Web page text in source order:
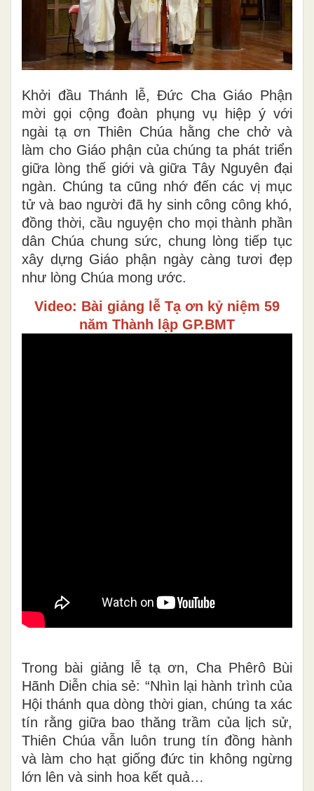
Khởi đầu Thánh lễ, Đức Cha Giáo Phận
mời gọi cộng đoàn phụng vụ hiệp ý với
ngài tạ ơn Thiên Chúa hằng che chở và
làm cho Giáo phận của chúng ta phát triển
giữa lòng thế giới và giữa Tây Nguyên đại
ngàn. Chúng ta cũng nhớ đến các vị mục
tử và bao người đã hy sinh công công khó,
đồng thời, cầu nguyện cho mọi thành phần
dân Chúa chung sức, chung lòng tiếp tục
xây dựng Giáo phận ngày càng tươi đẹp
như lòng Chúa mong ước.
Video: Bài giảng lễ Tạ ơn kỷ niệm 59
năm Thành lập GP.BMT
Trong bài giảng lễ tạ ơn, Cha Phêrô Bùi
Hãnh Diễn chia sẻ: “Nhìn lại hành trình của
Hội thánh qua dòng thời gian, chúng ta xác
tín rằng giữa bao thăng trầm của lịch sử,
Thiên Chúa vẫn luôn trung tín đồng hành
và làm cho hạt giống đức tin không ngừng
lớn lên và sinh hoa kết quả…